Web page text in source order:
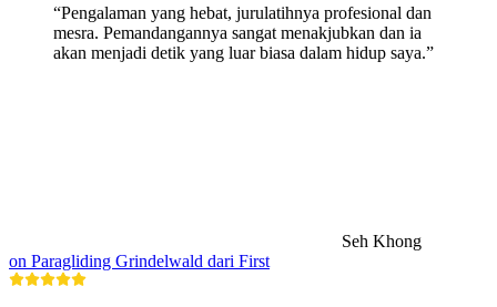
“Pengalaman yang hebat, jurulatihnya profesional dan
mesra. Pemandangannya sangat menakjubkan dan ia
akan menjadi detik yang luar biasa dalam hidup saya.”
Seh Khong
on Paragliding Grindelwald dari First